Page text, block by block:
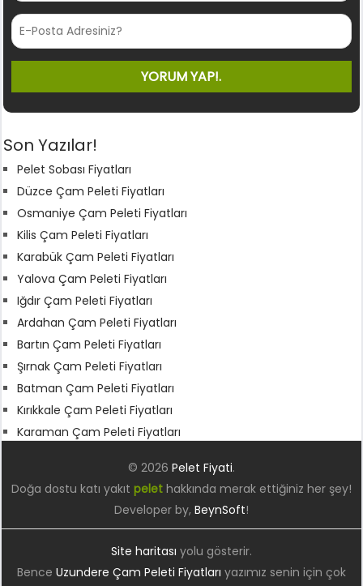
Son Yazılar!
Pelet Sobası Fiyatları
Düzce Çam Peleti Fiyatları
Osmaniye Çam Peleti Fiyatları
Kilis Çam Peleti Fiyatları
Karabük Çam Peleti Fiyatları
Yalova Çam Peleti Fiyatları
Iğdır Çam Peleti Fiyatları
Ardahan Çam Peleti Fiyatları
Bartın Çam Peleti Fiyatları
Şırnak Çam Peleti Fiyatları
Batman Çam Peleti Fiyatları
Kırıkkale Çam Peleti Fiyatları
Karaman Çam Peleti Fiyatları
© 2026 Pelet Fiyati.
Doğa dostu katı yakıt pelethakkında merak ettiğiniz her şey!
Developer by, BeynSoft!
Site haritası yolu gösterir.
Bence Uzundere Çam Peleti Fiyatları yazımız senin için çok